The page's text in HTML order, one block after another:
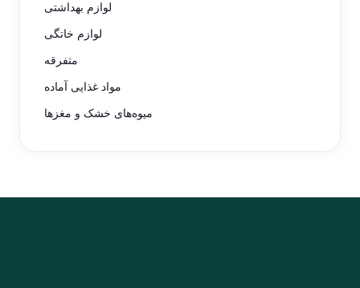
لوازم بهداشتی
لوازم خاتگی
متفرقه
مواد غذایی آماده
میوه‌های خشک و مغزها